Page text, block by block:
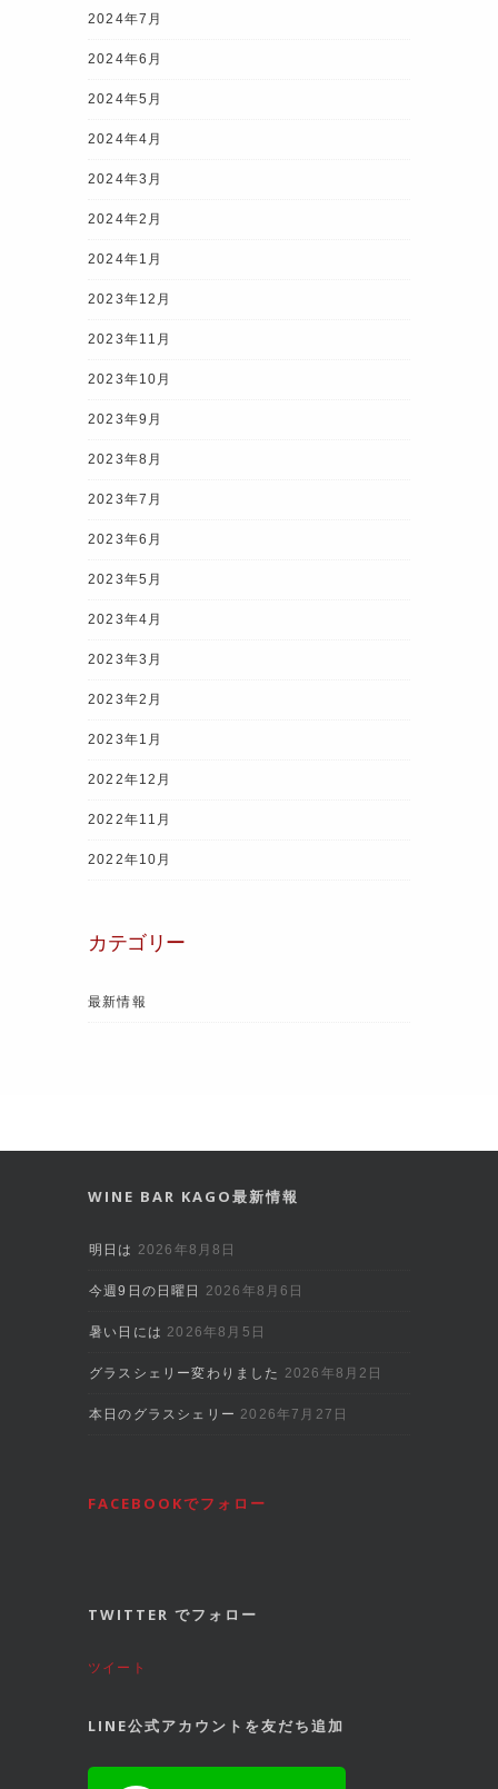
2024年7月
2024年6月
2024年5月
2024年4月
2024年3月
2024年2月
2024年1月
2023年12月
2023年11月
2023年10月
2023年9月
2023年8月
2023年7月
2023年6月
2023年5月
2023年4月
2023年3月
2023年2月
2023年1月
2022年12月
2022年11月
2022年10月
カテゴリー
最新情報
WINE BAR KAGO最新情報
明日は 2026年8月8日
今週9日の日曜日 2026年8月6日
暑い日には 2026年8月5日
グラスシェリー変わりました 2026年8月2日
本日のグラスシェリー 2026年7月27日
FACEBOOKでフォロー
TWITTER でフォロー
ツイート
LINE公式アカウントを友だち追加